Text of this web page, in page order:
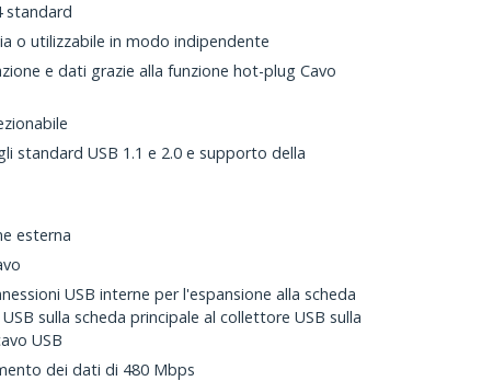
standard
o utilizzabile in modo indipendente
e dati grazie alla funzione hot-plug Cavo
standard USB 1.1 e 2.0 e supporto della
esterna
USB interne per l'espansione alla scheda
sulla scheda principale al collettore USB sulla
USB
dei dati di 480 Mbps